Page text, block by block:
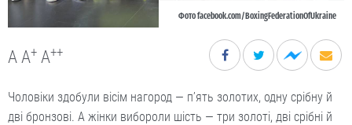
Фото facebook.com/BoxingFederationOfUkraine
A A+ A++
Чоловіки здобули вісім нагород — п’ять золотих, одну срібну й
дві бронзові. А жінки вибороли шість — три золоті, дві срібні й